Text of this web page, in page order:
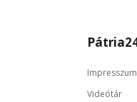
Impresszum
Videótár